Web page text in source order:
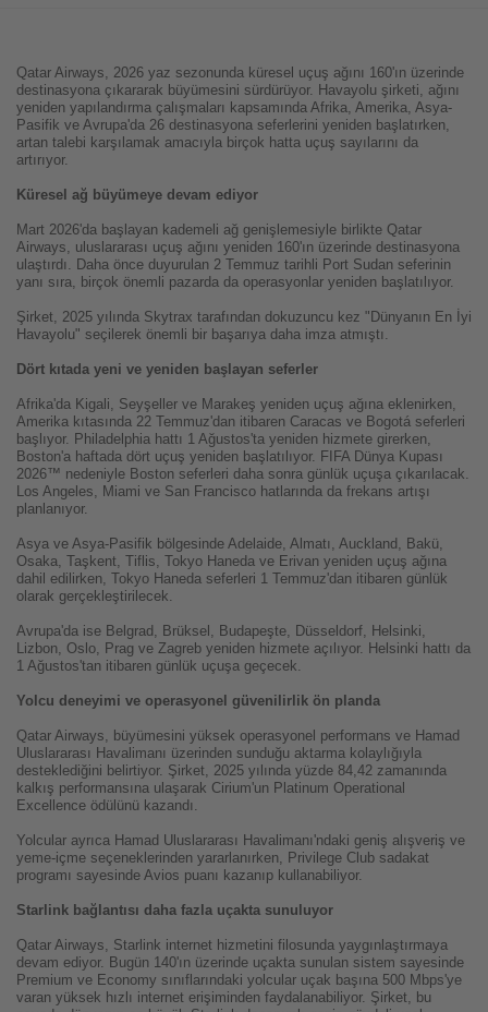
Qatar Airways, 2026 yaz sezonunda küresel uçuş ağını 160'ın üzerinde
destinasyona çıkararak büyümesini sürdürüyor. Havayolu şirketi, ağını
yeniden yapılandırma çalışmaları kapsamında Afrika, Amerika, Asya-
Pasifik ve Avrupa'da 26 destinasyona seferlerini yeniden başlatırken,
artan talebi karşılamak amacıyla birçok hatta uçuş sayılarını da
artırıyor.
Küresel ağ büyümeye devam ediyor
Mart 2026'da başlayan kademeli ağ genişlemesiyle birlikte Qatar
Airways, uluslararası uçuş ağını yeniden 160'ın üzerinde destinasyona
ulaştırdı. Daha önce duyurulan 2 Temmuz tarihli Port Sudan seferinin
yanı sıra, birçok önemli pazarda da operasyonlar yeniden başlatılıyor.
Şirket, 2025 yılında Skytrax tarafından dokuzuncu kez "Dünyanın En İyi
Havayolu" seçilerek önemli bir başarıya daha imza atmıştı.
Dört kıtada yeni ve yeniden başlayan seferler
Afrika'da Kigali, Seyşeller ve Marakeş yeniden uçuş ağına eklenirken,
Amerika kıtasında 22 Temmuz'dan itibaren Caracas ve Bogotá seferleri
başlıyor. Philadelphia hattı 1 Ağustos'ta yeniden hizmete girerken,
Boston'a haftada dört uçuş yeniden başlatılıyor. FIFA Dünya Kupası
2026™ nedeniyle Boston seferleri daha sonra günlük uçuşa çıkarılacak.
Los Angeles, Miami ve San Francisco hatlarında da frekans artışı
planlanıyor.
Asya ve Asya-Pasifik bölgesinde Adelaide, Almatı, Auckland, Bakü,
Osaka, Taşkent, Tiflis, Tokyo Haneda ve Erivan yeniden uçuş ağına
dahil edilirken, Tokyo Haneda seferleri 1 Temmuz'dan itibaren günlük
olarak gerçekleştirilecek.
Avrupa'da ise Belgrad, Brüksel, Budapeşte, Düsseldorf, Helsinki,
Lizbon, Oslo, Prag ve Zagreb yeniden hizmete açılıyor. Helsinki hattı da
1 Ağustos'tan itibaren günlük uçuşa geçecek.
Yolcu deneyimi ve operasyonel güvenilirlik ön planda
Qatar Airways, büyümesini yüksek operasyonel performans ve Hamad
Uluslararası Havalimanı üzerinden sunduğu aktarma kolaylığıyla
desteklediğini belirtiyor. Şirket, 2025 yılında yüzde 84,42 zamanında
kalkış performansına ulaşarak Cirium'un Platinum Operational
Excellence ödülünü kazandı.
Yolcular ayrıca Hamad Uluslararası Havalimanı'ndaki geniş alışveriş ve
yeme-içme seçeneklerinden yararlanırken, Privilege Club sadakat
programı sayesinde Avios puanı kazanıp kullanabiliyor.
Starlink bağlantısı daha fazla uçakta sunuluyor
Qatar Airways, Starlink internet hizmetini filosunda yaygınlaştırmaya
devam ediyor. Bugün 140'ın üzerinde uçakta sunulan sistem sayesinde
Premium ve Economy sınıflarındaki yolcular uçak başına 500 Mbps'ye
varan yüksek hızlı internet erişiminden faydalanabiliyor. Şirket, bu